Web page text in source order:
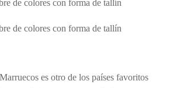
es otro de los países favoritos